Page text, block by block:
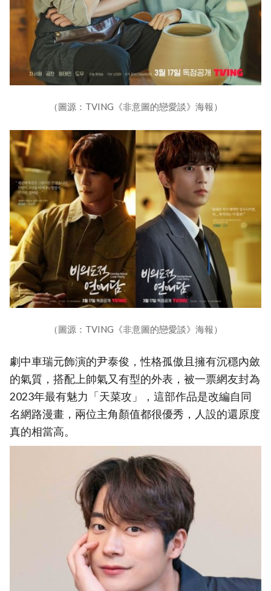
（圖源：TVING《非意圖的戀愛談》海報）
（圖源：TVING《非意圖的戀愛談》海報）
劇中車瑞元飾演的尹泰俊，性格孤傲且擁有沉穩內斂
的氣質，搭配上帥氣又有型的外表，被一票網友封為
2023年最有魅力「天菜攻」，這部作品是改編自同
名網路漫畫，兩位主角顏值都很優秀，人設的還原度
真的相當高。